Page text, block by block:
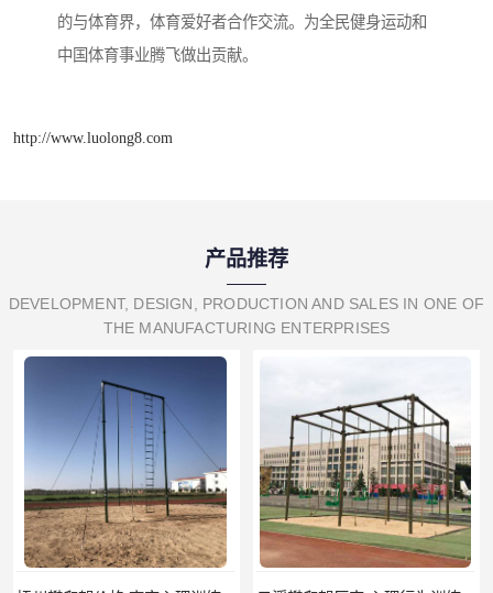
的与体育界，体育爱好者合作交流。为全民健身运动和
中国体育事业腾飞做出贡献。
http://www.luolong8.com
产品推荐
DEVELOPMENT, DESIGN, PRODUCTION AND SALES IN ONE OF
THE MANUFACTURING ENTERPRISES